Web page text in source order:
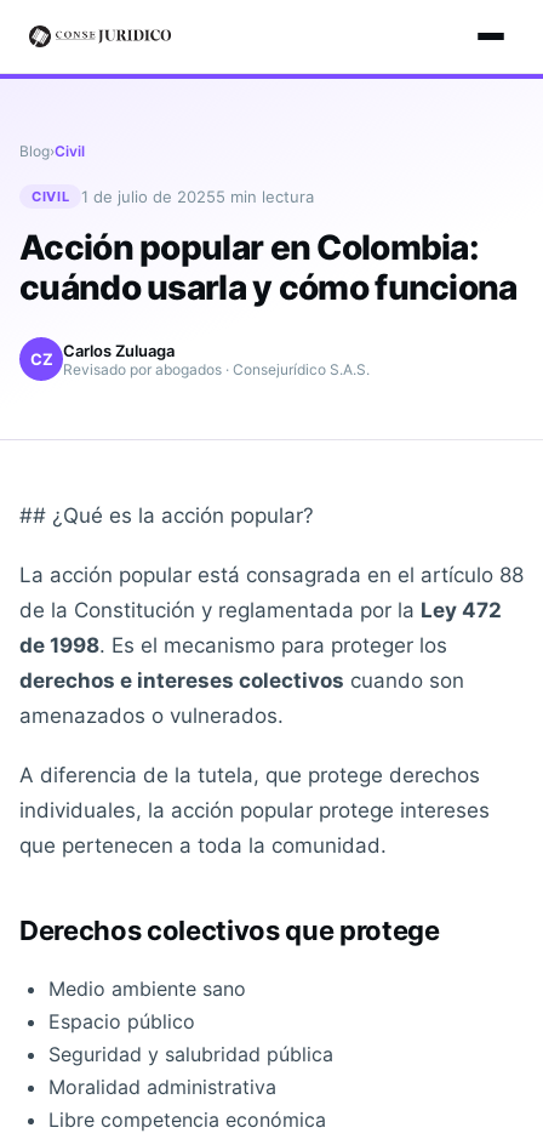
Blog›Civil
CIVIL 1 de julio de 20255 min lectura
Acción popular en Colombia:
cuándo usarla y cómo funciona
CZ Carlos Zuluaga
Revisado por abogados · Consejurídico S.A.S.
## ¿Qué es la acción popular?
La acción popular está consagrada en el artículo 88
de la Constitución y reglamentada por la Ley 472
de 1998. Es el mecanismo para proteger los
derechos e intereses colectivos cuando son
amenazados o vulnerados.
A diferencia de la tutela, que protege derechos
individuales, la acción popular protege intereses
que pertenecen a toda la comunidad.
Derechos colectivos que protege
Medio ambiente sano
Espacio público
Seguridad y salubridad pública
Moralidad administrativa
Libre competencia económica